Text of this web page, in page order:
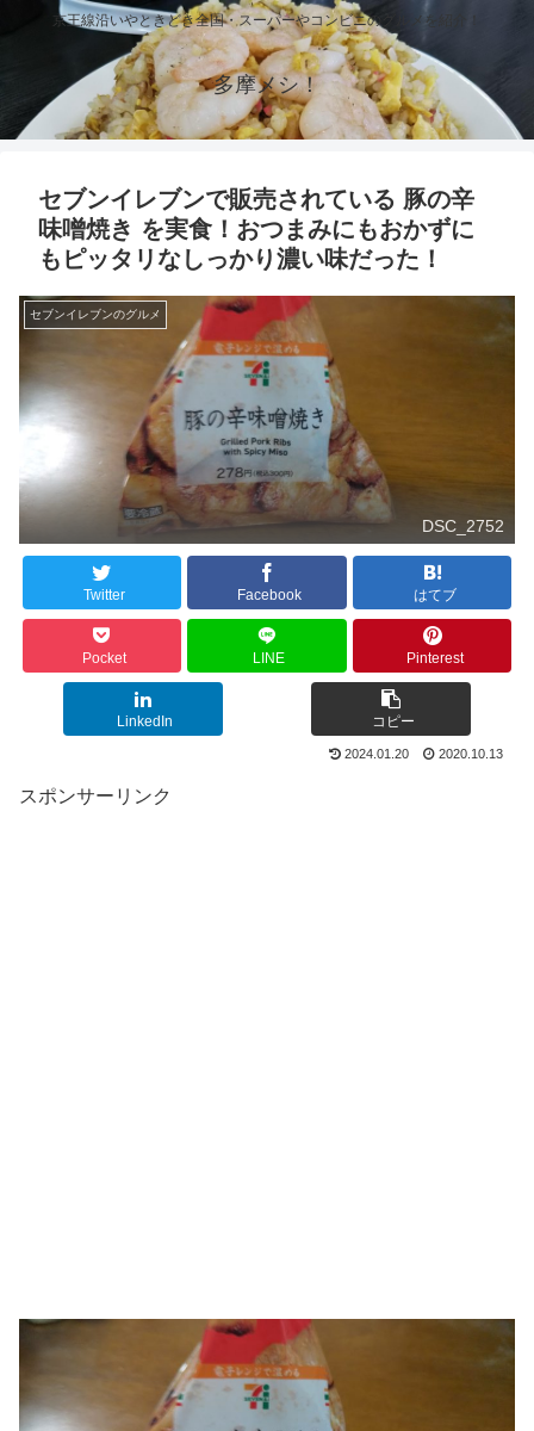
京王線沿いやときどき全国・スーパーやコンビニのグルメを紹介！
多摩メシ！
セブンイレブンで販売されている 豚の辛
味噌焼き を実食！おつまみにもおかずに
もピッタリなしっかり濃い味だった！
セブンイレブンのグルメ
DSC_2752
Twitter Facebook はてブ
Pocket LINE Pinterest
LinkedIn コピー
2024.01.20 2020.10.13
スポンサーリンク